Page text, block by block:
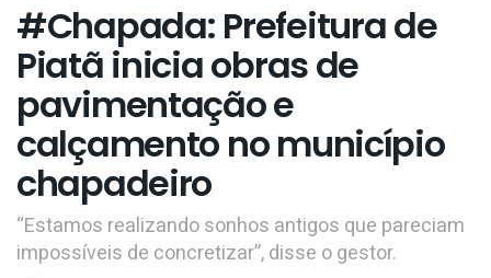
#Chapada: Prefeitura de
Piatã inicia obras de
pavimentação e
calçamento no município
chapadeiro
“Estamos realizando sonhos antigos que pareciam
impossíveis de concretizar”, disse o gestor.